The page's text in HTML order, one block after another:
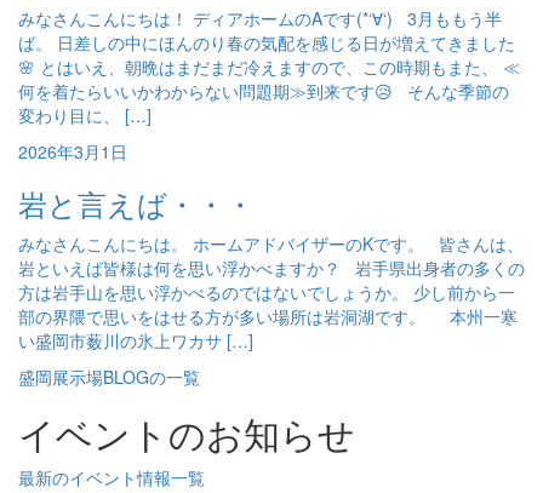
みなさんこんにちは！ ディアホームのAです(*‘∀‘) 3月ももう半
ば。 日差しの中にほんのり春の気配を感じる日が増えてきました
🌸 とはいえ、朝晩はまだまだ冷えますので、この時期もまた、 ≪
何を着たらいいかわからない問題期≫到来です😥 そんな季節の
変わり目に、 […]
2026年3月1日
岩と言えば・・・
みなさんこんにちは。 ホームアドバイザーのKです。 皆さんは、
岩といえば皆様は何を思い浮かべますか？ 岩手県出身者の多くの
方は岩手山を思い浮かべるのではないでしょうか。 少し前から一
部の界隈で思いをはせる方が多い場所は岩洞湖です。 本州一寒
い盛岡市薮川の氷上ワカサ […]
盛岡展示場BLOGの一覧
イベントのお知らせ
最新のイベント情報一覧